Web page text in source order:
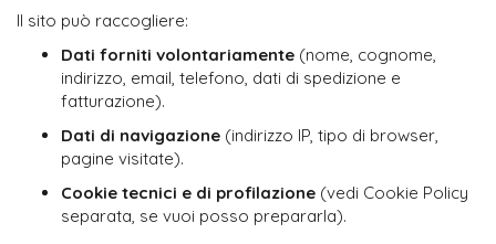
Il sito può raccogliere:
Dati forniti volontariamente (nome, cognome,
indirizzo, email, telefono, dati di spedizione e
fatturazione).
Dati di navigazione (indirizzo IP, tipo di browser,
pagine visitate).
Cookie tecnici e di profilazione (vedi Cookie Policy
separata, se vuoi posso prepararla).